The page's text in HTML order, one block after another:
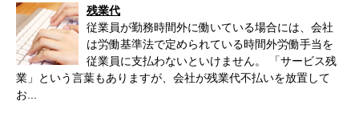
残業代
従業員が勤務時間外に働いている場合には、会社
は労働基準法で定められている時間外労働手当を
従業員に支払わないといけません。 「サービス残
業」という言葉もありますが、会社が残業代不払いを放置して
お...